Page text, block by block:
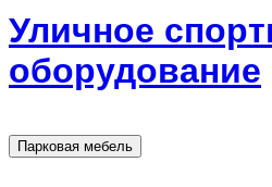
Уличное
оборудование
Парковая мебель